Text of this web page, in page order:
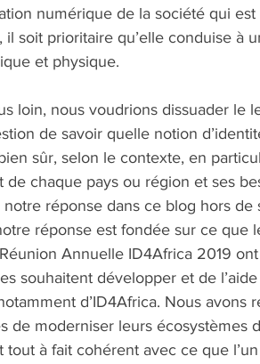
numérique de la société qui
il soit prioritaire qu’elle conduise à
et physique.
loin, nous voudrions dissuader le
de savoir quelle notion
sûr, selon le contexte, en
de chaque pays ou région et ses
réponse dans ce blog hors
réponse est fondée sur ce que
Annuelle ID4Africa 2019
souhaitent développer et de
d’ID4Africa. Nous
de moderniser leurs écosystèmes
tout à fait cohérent avec ce que